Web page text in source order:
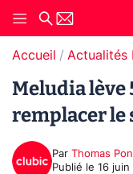
Accueil Actualités
Meludia lève
remplacer le
Par Thomas
Publié le 16 juin